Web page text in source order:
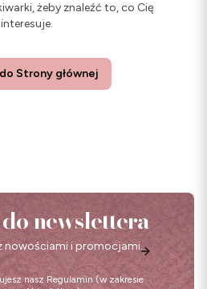
żeby znaleźć to, co Cię
interesuje.
Strony głównej
do newslettera
nowościami i promocjami.
nasz Regulamin (w zakresie